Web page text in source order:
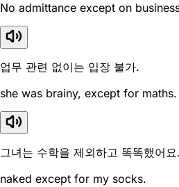
No admittance except on
업무 관련 없이는 입장 불가.
she was brainy, except for maths.
그녀는 수학을 제외하고 똑똑했어요.
naked except for my socks.